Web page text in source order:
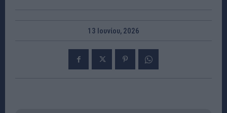
13 Ιουνίου, 2026